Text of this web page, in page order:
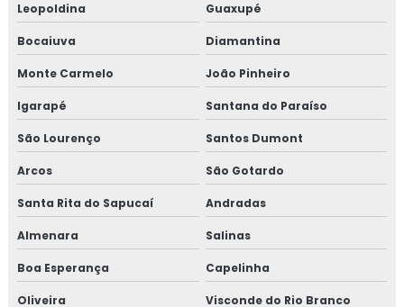
Isolamento térmico poliuretano injetado preço
Isolamento térmico tubo de água quente
Isolamento térmico tubulação industrial
Janela de inspeção termográfica
Jaquetas térmica para turbina
Leopoldina Guaxupé
Bocaiuva Diamantina
Monte Carmelo João Pinheiro
Igarapé Santana do Paraíso
São Lourenço Santos Dumont
Arcos São Gotardo
Santa Rita do Sapucaí Andradas
Almenara Salinas
Boa Esperança Capelinha
Oliveira Visconde do Rio Branco